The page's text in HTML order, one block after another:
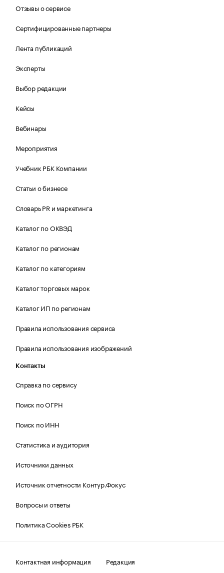
Отзывы о сервисе
Сертифицированные партнеры
Лента публикаций
Эксперты
Выбор редакции
Кейсы
Вебинары
Мероприятия
Учебник РБК Компании
Статьи о бизнесе
Словарь PR и маркетинга
Каталог по ОКВЭД
Каталог по регионам
Каталог по категориям
Каталог торговых марок
Каталог ИП по регионам
Правила использования сервиса
Правила использования изображений
Контакты
Справка по сервису
Поиск по ОГРН
Поиск по ИНН
Статистика и аудитория
Источники данных
Источник отчетности Контур.Фокус
Вопросы и ответы
Политика Cookies РБК
Контактная информация Редакция